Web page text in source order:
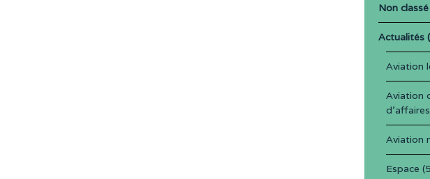
Non classé
Actualités
Aviation
Aviation
d'affaires
Aviation
Espace